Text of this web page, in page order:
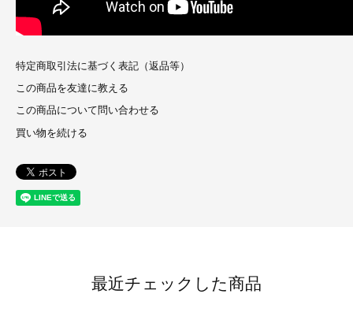
特定商取引法に基づく表記（返品等）
この商品を友達に教える
この商品について問い合わせる
買い物を続ける
最近チェックした商品